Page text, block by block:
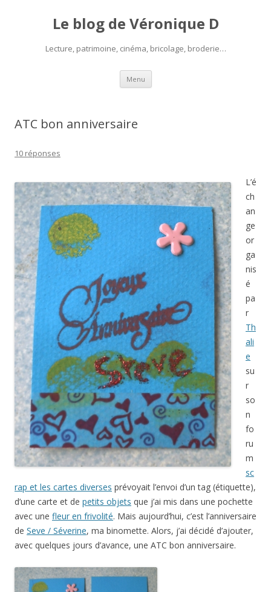
Le blog de Véronique D
Lecture, patrimoine, cinéma, bricolage, broderie…
Menu Aller
contenu
ATC bon anniversaire
10 réponses
L’é
ch
an
ge
or
ga
nis
é
pa
r
Th
ali
e
su
r
so
n
fo
ru
m
sc
rap et les cartes diverses prévoyait l’envoi d’un tag (étiquette),
d’une carte et de petits objets que j’ai mis dans une pochette
avec une fleur en frivolité. Mais aujourd’hui, c’est l’anniversaire
de Seve / Séverine, ma binomette. Alors, j’ai décidé d’ajouter,
avec quelques jours d’avance, une ATC bon anniversaire.